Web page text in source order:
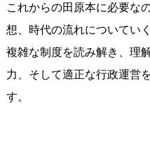
これからの田原本に必要な
想、時代の流れについてい
複雑な制度を読み解き、理
力、そして適正な行政運営
す。